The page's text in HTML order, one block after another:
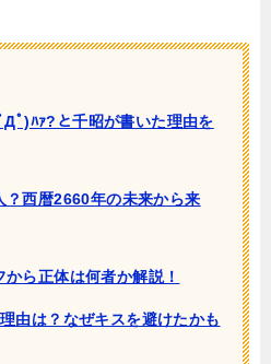
ﾟ)ﾊｧ?と千昭が書いた理由を
？西暦2660年の未来から来
ら正体は何者か解説！
由は？なぜキスを避けたかも